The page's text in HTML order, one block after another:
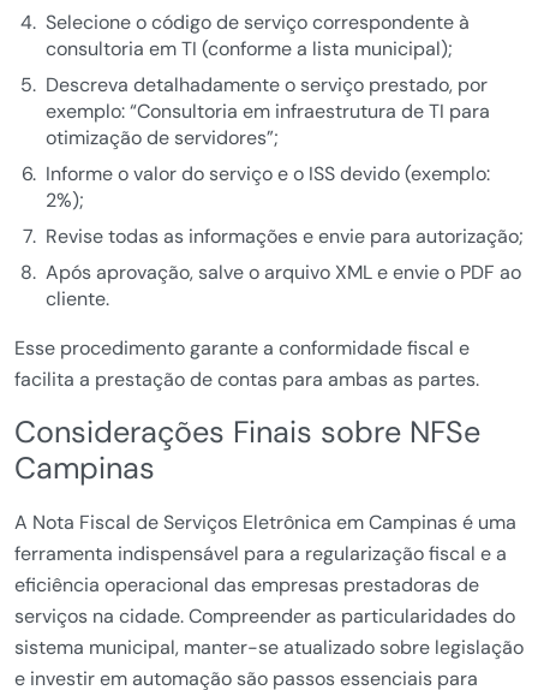
Selecione o código de serviço correspondente à
consultoria em TI (conforme a lista municipal);
Descreva detalhadamente o serviço prestado, por
exemplo: “Consultoria em infraestrutura de TI para
otimização de servidores”;
Informe o valor do serviço e o ISS devido (exemplo:
2%);
Revise todas as informações e envie para autorização;
Após aprovação, salve o arquivo XML e envie o PDF ao
cliente.
Esse procedimento garante a conformidade fiscal e
facilita a prestação de contas para ambas as partes.
Considerações Finais sobre NFSe
Campinas
A Nota Fiscal de Serviços Eletrônica em Campinas é uma
ferramenta indispensável para a regularização fiscal e a
eficiência operacional das empresas prestadoras de
serviços na cidade. Compreender as particularidades do
sistema municipal, manter-se atualizado sobre legislação
e investir em automação são passos essenciais para